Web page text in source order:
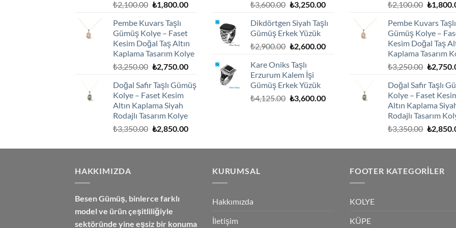
₺2,100.00 Orijinal
₺2,100.00.
₺1,800.00Şu
₺1,800.00.
Pembe Kuvars Taşlı
Gümüş Kolye – Faset
Kesim Doğal Taş Altın
Kaplama Tasarım Kolye
₺3,250.00 Orijinal
₺3,250.00.
₺2,750.00Şu
fiyat:
Doğal Safir Taşlı Gümüş
Kolye – Faset Kesim
Altın Kaplama Siyah
Rodajlı Tasarım Kolye
₺3,350.00 Orijinal
₺3,350.00.
₺2,850.00Şu
fiyat:
₺3,600.00 Orijinal
₺3,600.00.
₺3,250.00Şu
fiyat:
₺3,250.00.
Dikdörtgen Siyah Taşlı
Gümüş Erkek Yüzük
₺2,900.00 Orijinal
₺2,900.00.
₺2,600.00Şu
Kare Oniks Taşlı
Erzurum Kalem İşi
Gümüş Erkek Yüzük
₺4,125.00 Orijinal
₺3,600.00Şu
₺2,100.00 Orijinal
₺
Pembe Kuvars Taşlı
Gümüş Kolye –
Kesim Doğal Taş
Kaplama Tasarım
₺3,250.00 Orijinal
₺
Doğal Safir Taşlı
Kolye – Faset
Altın Kaplama
Rodajlı Tasarım
₺3,350.00 Orijinal
₺
HAKKIMIZDA
Besen Gümüş, binlerce farklı
model ve ürün çeşitliliğiyle
sektöründe yine eşsiz bir konuma
KURUMSAL
Hakkımızda
İletişim
FOOTER KATEGORILER
KOLYE
KÜPE